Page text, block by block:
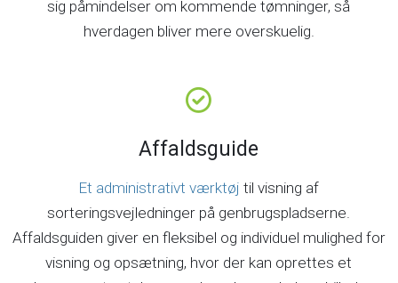
sig påmindelser om kommende tømninger, så
hverdagen bliver mere overskuelig.
Affaldsguide
Et administrativt værktøj til visning af
sorteringsvejledninger på genbrugspladserne.
Affaldsguiden giver en fleksibel og individuel mulighed for
visning og opsætning, hvor der kan oprettes et